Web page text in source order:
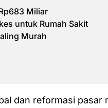
Miliar
untuk Rumah Sakit
Murah
dan reformasi pasar